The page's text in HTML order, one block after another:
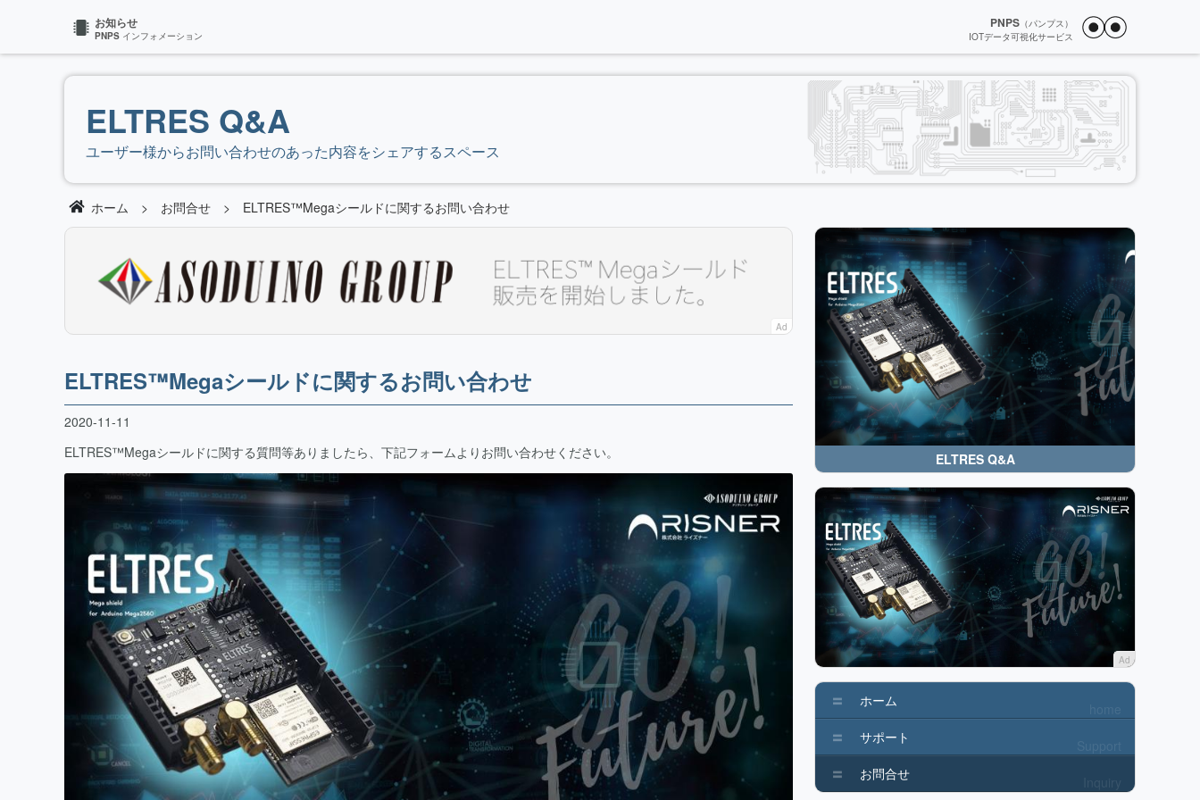
お知らせ
PNPS インフォメーション
PNPS （パンプス）
IOTデータ可視化サービス
ELTRES Q&A
ユーザー様からお問い合わせのあった内容をシェアするスペース
ホーム お問合せ ELTRES™️Megaシールドに関するお問い合わせ
Ad
ELTRES™️Megaシールドに関するお問い合わせ
2020-11-11
ELTRES™️Megaシールドに関する質問等ありましたら、下記フォームよりお問い合わせください。
ELTRES Q&A
Ad
ホーム
サポート
お問合せ